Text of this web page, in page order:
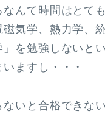
んて時間はとて
磁気学、熱力学、
を勉強しないと
ますし・・・
ないと合格できな